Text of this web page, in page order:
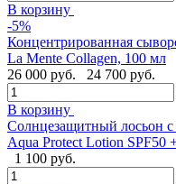
В корзину
-5%
Концентрированная
La Mente Collagen, 100 мл
26 000 руб.
24 700 руб.
В корзину
Cолнцезащитный лосьон
Aqua Protect Lotion SPF50
1 100 руб.